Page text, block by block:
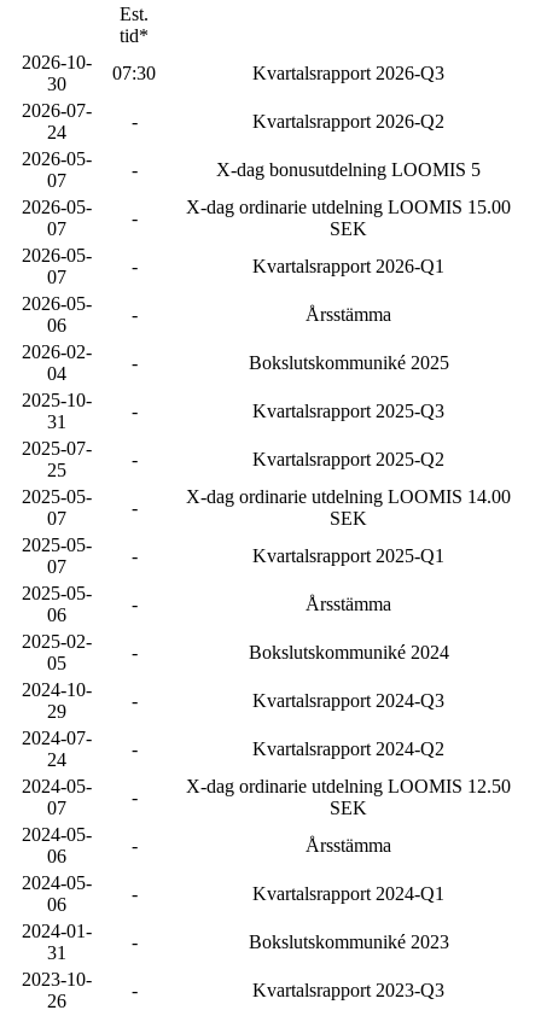
Est.
tid*
2026-10-
30
07:30
Kvartalsrapport 2026-Q3
2026-07-
24
-
Kvartalsrapport 2026-Q2
2026-05-
07
-
X-dag bonusutdelning LOOMIS 5
2026-05-
07
-
X-dag ordinarie utdelning LOOMIS 15.00
SEK
2026-05-
07
-
Kvartalsrapport 2026-Q1
2026-05-
06
-
Årsstämma
2026-02-
04
-
Bokslutskommuniké 2025
2025-10-
31
-
Kvartalsrapport 2025-Q3
2025-07-
25
-
Kvartalsrapport 2025-Q2
2025-05-
07
-
X-dag ordinarie utdelning LOOMIS 14.00
SEK
2025-05-
07
-
Kvartalsrapport 2025-Q1
2025-05-
06
-
Årsstämma
2025-02-
05
-
Bokslutskommuniké 2024
2024-10-
29
-
Kvartalsrapport 2024-Q3
2024-07-
24
-
Kvartalsrapport 2024-Q2
2024-05-
07
-
X-dag ordinarie utdelning LOOMIS 12.50
SEK
2024-05-
06
-
Årsstämma
2024-05-
06
-
Kvartalsrapport 2024-Q1
2024-01-
31
-
Bokslutskommuniké 2023
2023-10-
26
- Kvartalsrapport 2023-Q3